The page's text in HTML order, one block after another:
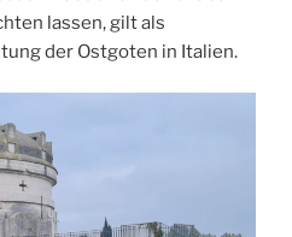
lassen, gilt als
der Ostgoten in Italien.